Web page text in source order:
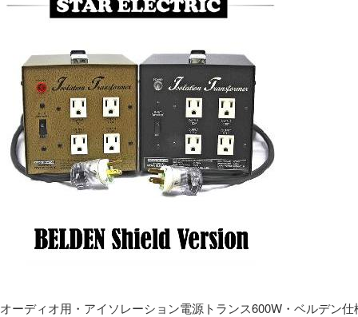
オーディオ用・アイソレーション電源トランス600W・ベルデン仕